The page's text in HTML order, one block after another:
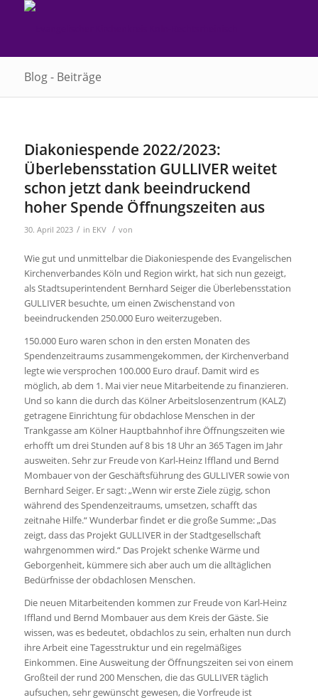
Blog - Beiträge
Diakoniespende 2022/2023:
Überlebensstation GULLIVER weitet
schon jetzt dank beeindruckend
hoher Spende Öffnungszeiten aus
30. April 2023 / in EKV / von
Wie gut und unmittelbar die Diakoniespende des Evangelischen
Kirchenverbandes Köln und Region wirkt, hat sich nun gezeigt,
als Stadtsuperintendent Bernhard Seiger die Überlebensstation
GULLIVER besuchte, um einen Zwischenstand von
beeindruckenden 250.000 Euro weiterzugeben.
150.000 Euro waren schon in den ersten Monaten des
Spendenzeitraums zusammengekommen, der Kirchenverband
legte wie versprochen 100.000 Euro drauf. Damit wird es
möglich, ab dem 1. Mai vier neue Mitarbeitende zu finanzieren.
Und so kann die durch das Kölner Arbeitslosenzentrum (KALZ)
getragene Einrichtung für obdachlose Menschen in der
Trankgasse am Kölner Hauptbahnhof ihre Öffnungszeiten wie
erhofft um drei Stunden auf 8 bis 18 Uhr an 365 Tagen im Jahr
ausweiten. Sehr zur Freude von Karl-Heinz Iffland und Bernd
Mombauer von der Geschäftsführung des GULLIVER sowie von
Bernhard Seiger. Er sagt: „Wenn wir erste Ziele zügig, schon
während des Spendenzeitraums, umsetzen, schafft das
zeitnahe Hilfe.“ Wunderbar findet er die große Summe: „Das
zeigt, dass das Projekt GULLIVER in der Stadtgesellschaft
wahrgenommen wird.“ Das Projekt schenke Wärme und
Geborgenheit, kümmere sich aber auch um die alltäglichen
Bedürfnisse der obdachlosen Menschen.
Die neuen Mitarbeitenden kommen zur Freude von Karl-Heinz
Iffland und Bernd Mombauer aus dem Kreis der Gäste. Sie
wissen, was es bedeutet, obdachlos zu sein, erhalten nun durch
ihre Arbeit eine Tagesstruktur und ein regelmäßiges
Einkommen. Eine Ausweitung der Öffnungszeiten sei von einem
Großteil der rund 200 Menschen, die das GULLIVER täglich
aufsuchen, sehr gewünscht gewesen, die Vorfreude ist